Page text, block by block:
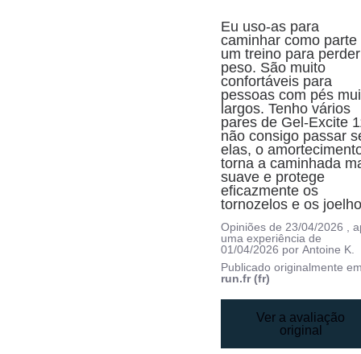
Eu uso-as para
caminhar como parte
um treino para perder
peso. São muito
confortáveis para
pessoas com pés
largos. Tenho vários
pares de Gel-Excite
não consigo passar
elas, o
torna a caminhada
suave e protege
eficazmente os
tornozelos e os
Opiniões de23/04/2026 ,
uma experiência de
01/04/2026 porAntoine K.
Publicado originalmente
run.fr (fr)
Ver a avaliação
original